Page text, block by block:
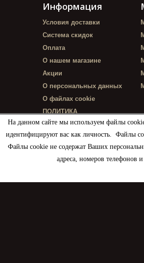
На данном сайте мы используем файлы
идентифицируют вас как личность. Файлы
Файлы cookie не содержат Ваших
адреса, номеров телефонов
Информация
Условия доставки
Система скидок
Оплата
О нашем магазине
Акции
О персональных данных
О файлах cookie
ПОЛИТИКА
КОНФИДЕНЦИАЛЬНОСТИ